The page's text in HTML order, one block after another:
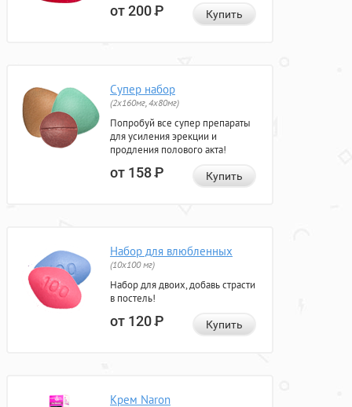
от 200Р Купить
Супер набор
(2х160мг, 4х80мг)
Попробуй все супер препараты
для усиления эрекции и
продления полового акта!
от 158Р Купить
Набор для влюбленных
(10х100 мг)
Набор для двоих, добавь страсти
в постель!
от 120Р Купить
Крем Naron